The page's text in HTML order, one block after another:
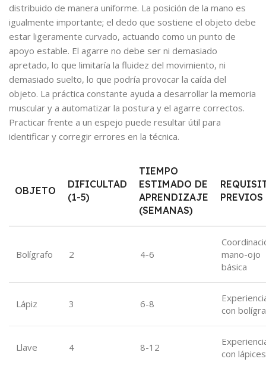
distribuido de manera uniforme. La posición de la mano es
igualmente importante; el dedo que sostiene el objeto debe
estar ligeramente curvado, actuando como un punto de
apoyo estable. El agarre no debe ser ni demasiado
apretado, lo que limitaría la fluidez del movimiento, ni
demasiado suelto, lo que podría provocar la caída del
objeto. La práctica constante ayuda a desarrollar la memoria
muscular y a automatizar la postura y el agarre correctos.
Practicar frente a un espejo puede resultar útil para
identificar y corregir errores en la técnica.
OBJETO
DIFICULTAD
(1-5)
TIEMPO
ESTIMADO DE
APRENDIZAJE
(SEMANAS)
PREVIOS
Bolígrafo 2 4-6
mano-ojo
básica
Lápiz 3 6-8
con
Llave 4 8-12
con lápices